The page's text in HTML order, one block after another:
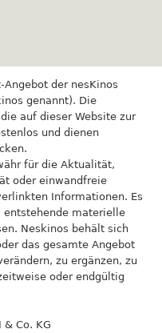
der nesKinos
genannt). Die
auf dieser Website zur
und dienen
für die Aktualität,
oder einwandfreie
Informationen. Es
materielle
Neskinos behält sich
das gesamte Angebot
zu ergänzen, zu
oder endgültig
Co. KG